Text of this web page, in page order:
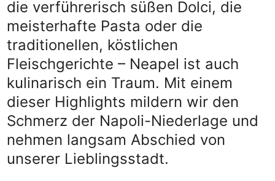
die verführerisch süßen Dolci, die
meisterhafte Pasta oder die
traditionellen, köstlichen
Fleischgerichte – Neapel ist auch
kulinarisch ein Traum. Mit einem
dieser Highlights mildern wir den
Schmerz der Napoli-Niederlage und
nehmen langsam Abschied von
unserer Lieblingsstadt.